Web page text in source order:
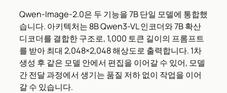
Qwen-Image-2.0은 두 기능을 7B 단일 모델에 통합했
습니다. 아키텍처는 8B Qwen3-VL 인코더와 7B 확산
디코더를 결합한 구조로, 1,000 토큰 길이의 프롬프트
를 받아 최대 2,048×2,048 해상도로 출력합니다. 1차
생성 후 같은 모델 안에서 편집을 이어갈 수 있어, 모델
간 전달 과정에서 생기는 품질 저하 없이 작업을 이어
갈 수 있습니다.